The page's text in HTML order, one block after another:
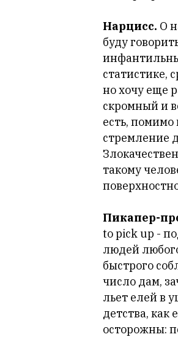
Нарцисс. О
буду
статистике,
но хочу еще
скромный и
есть, помимо
стремление
такому
Пикапер-
to pick up -
людей
быстрого
число дам,
льет елей в
детства, как
осторожны: